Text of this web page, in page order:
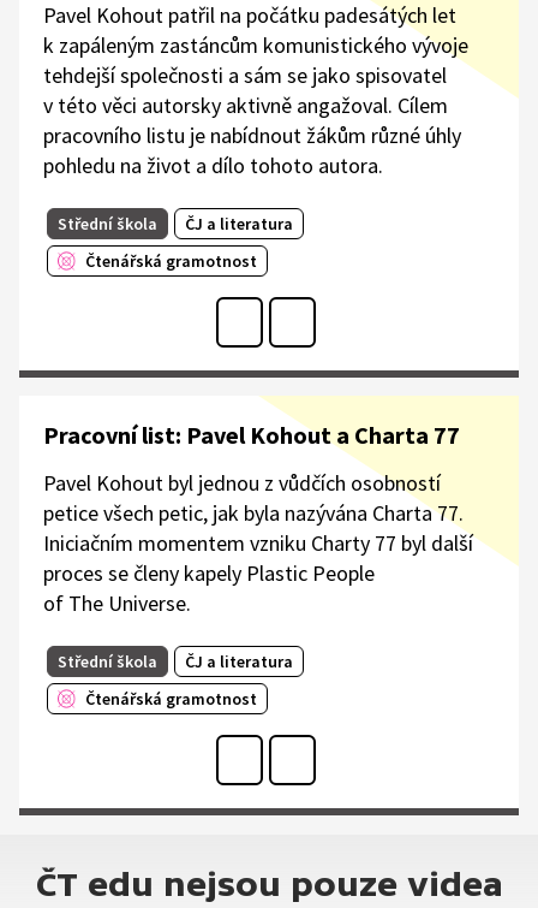
Pavel Kohout patřil na počátku padesátých let
k zapáleným zastáncům komunistického vývoje
tehdejší společnosti a sám se jako spisovatel
v této věci autorsky aktivně angažoval. Cílem
pracovního listu je nabídnout žákům různé úhly
pohledu na život a dílo tohoto autora.
Střední škola
ČJ a literatura
Čtenářská gramotnost
Pracovní list: Pavel Kohout a Charta 77
Pavel Kohout byl jednou z vůdčích osobností
petice všech petic, jak byla nazývána Charta 77.
Iniciačním momentem vzniku Charty 77 byl další
proces se členy kapely Plastic People
of The Universe.
Střední škola
ČJ a literatura
Čtenářská gramotnost
ČT edu nejsou pouze videa